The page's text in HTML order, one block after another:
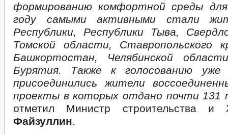
формированию комфортной среды
году самыми активными стали
Республики, Республики Тыва,
Томской области, Ставропольского
Башкортостан, Челябинской
Бурятия. Также к голосованию
присоединились жители
проекты в которых отдано почти 131
отметил Министр
Файзуллин.